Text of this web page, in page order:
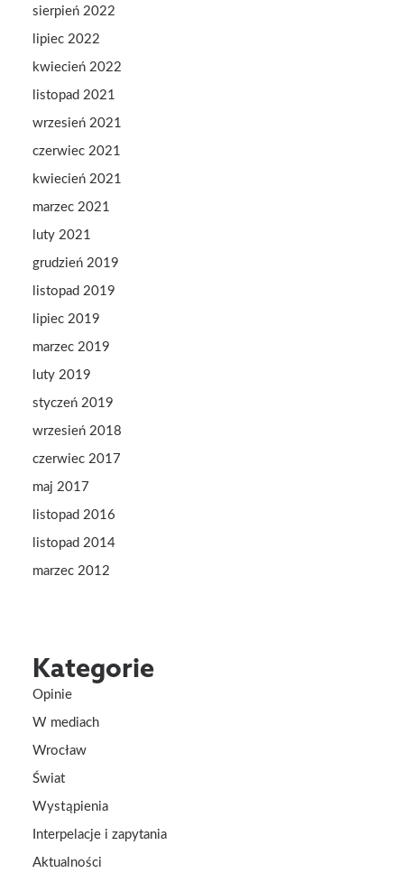
sierpień 2022
lipiec 2022
kwiecień 2022
listopad 2021
wrzesień 2021
czerwiec 2021
kwiecień 2021
marzec 2021
luty 2021
grudzień 2019
listopad 2019
lipiec 2019
marzec 2019
luty 2019
styczeń 2019
wrzesień 2018
czerwiec 2017
maj 2017
listopad 2016
listopad 2014
marzec 2012
Kategorie
Opinie
W mediach
Wrocław
Świat
Wystąpienia
Interpelacje i zapytania
Aktualności